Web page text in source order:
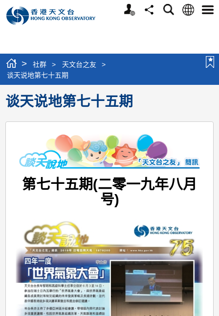
个
分
搜
语
选
> 社群 > 天文台之友
>
谈天说地第七十五期
谈天说地第七十五期
第七十五期(二零一九年八月
号)